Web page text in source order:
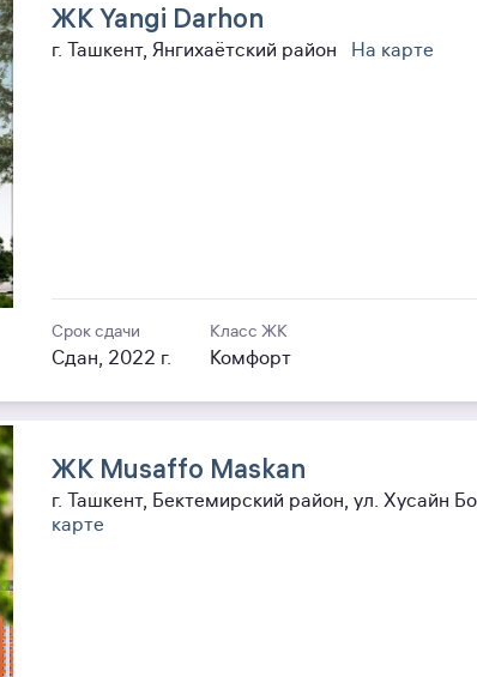
ЖК Yangi Darhon
г. Ташкент, Янгихаётский район На карте
Срок сдачи
Сдан, 2022 г.
Класс ЖК
Комфорт
ЖК Musaffo Maskan
г. Ташкент, Бектемирский район, ул. Хусайн
карте